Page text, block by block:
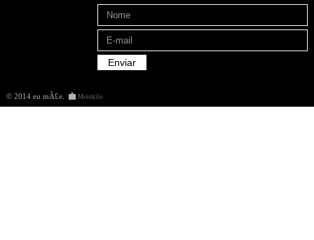
© 2014 eu mÃ£e. Meiokilo